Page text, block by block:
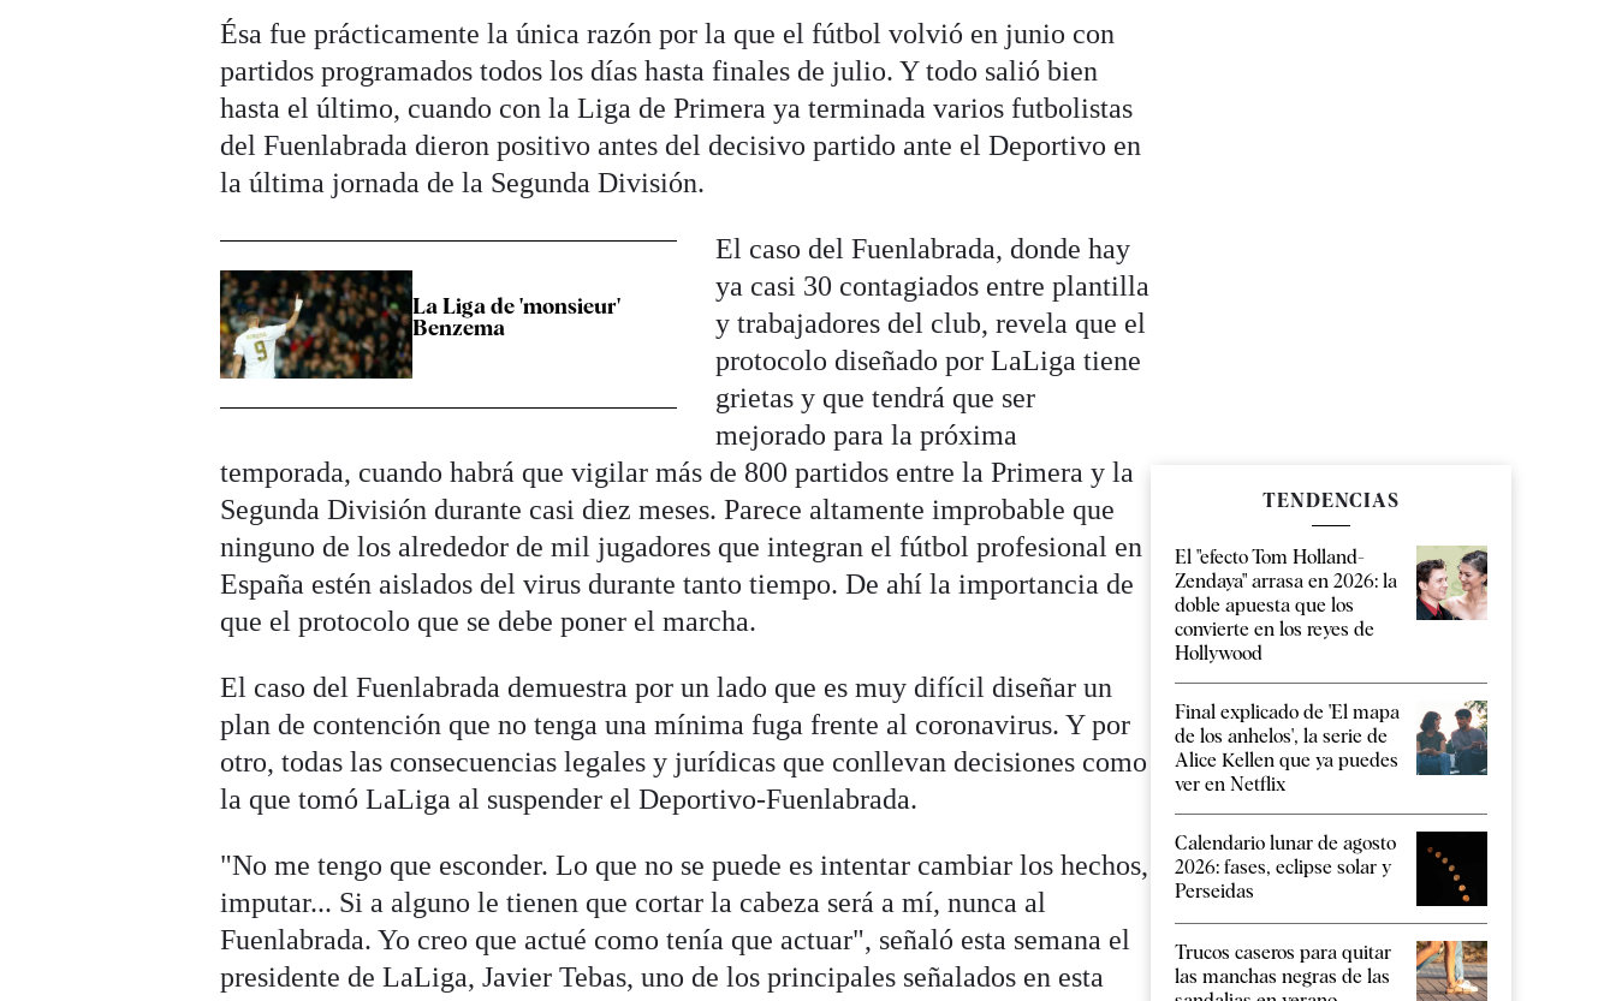
Ésa fue prácticamente la única razón por la que el fútbol volvió en junio con
partidos programados todos los días hasta finales de julio. Y todo salió bien
hasta el último, cuando con la Liga de Primera ya terminada varios futbolistas
del Fuenlabrada dieron positivo antes del decisivo partido ante el Deportivo en
la última jornada de la Segunda División.
La Liga de 'monsieur'
Benzema
El caso del Fuenlabrada, donde hay
ya casi 30 contagiados entre plantilla
y trabajadores del club, revela que el
protocolo diseñado por LaLiga tiene
grietas y que tendrá que ser
mejorado para la próxima
temporada, cuando habrá que vigilar más de 800 partidos entre la Primera y la
Segunda División durante casi diez meses. Parece altamente improbable que
ninguno de los alrededor de mil jugadores que integran el fútbol profesional en
España estén aislados del virus durante tanto tiempo. De ahí la importancia de
que el protocolo que se debe poner el marcha.
El caso del Fuenlabrada demuestra por un lado que es muy difícil diseñar un
plan de contención que no tenga una mínima fuga frente al coronavirus. Y por
otro, todas las consecuencias legales y jurídicas que conllevan decisiones como
la que tomó LaLiga al suspender el Deportivo-Fuenlabrada.
"No me tengo que esconder. Lo que no se puede es intentar cambiar los hechos,
imputar... Si a alguno le tienen que cortar la cabeza será a mí, nunca al
Fuenlabrada. Yo creo que actué como tenía que actuar", señaló esta semana el
presidente de LaLiga, Javier Tebas, uno de los principales señalados en esta
TENDENCIAS
El "efecto Tom Holland-
Zendaya" arrasa en 2026: la
doble apuesta que los
convierte en los reyes de
Hollywood
Final explicado de 'El mapa
de los anhelos', la serie de
Alice Kellen que ya puedes
ver en Netflix
Calendario lunar de agosto
2026: fases, eclipse solar y
Perseidas
Trucos caseros para quitar
las manchas negras de las